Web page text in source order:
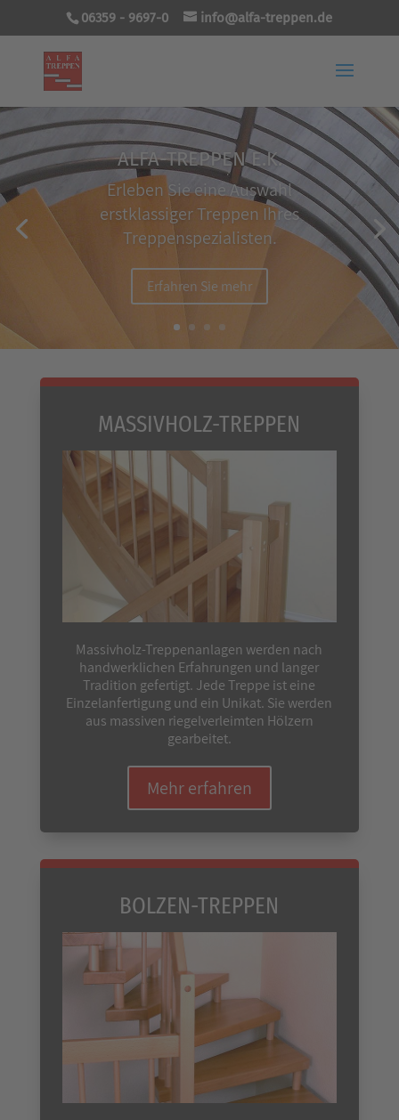
06359 - 9697-0 info@alfa-treppen.de
ALFA-TREPPEN E.K.
Erleben Sie eine Auswahl
erstklassiger Treppen Ihres
Treppenspezialisten.
Erfahren Sie mehr
MASSIVHOLZ-TREPPEN
Massivholz-Treppenanlagen werden nach
handwerklichen Erfahrungen und langer
Tradition gefertigt. Jede Treppe ist eine
Einzelanfertigung und ein Unikat. Sie werden
aus massiven riegelverleimten Hölzern
gearbeitet.
Mehr erfahren
BOLZEN-TREPPEN